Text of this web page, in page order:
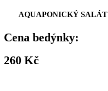
AQUAPONICKÝ SALÁT
Cena bedýnky:
260 Kč